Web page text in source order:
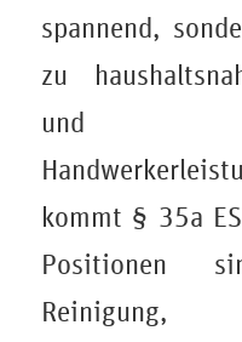
spannend,
zu
und
kommt § 35a
Positionen